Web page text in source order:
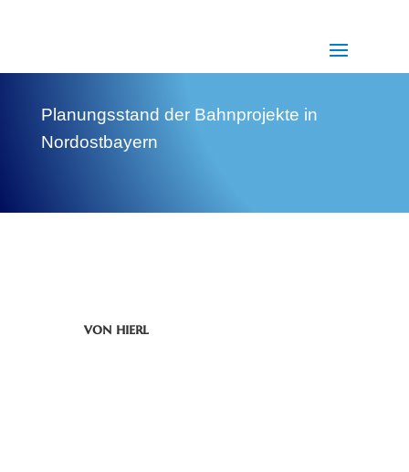
Planungsstand der Bahnprojekte in
Nordostbayern
von hierl